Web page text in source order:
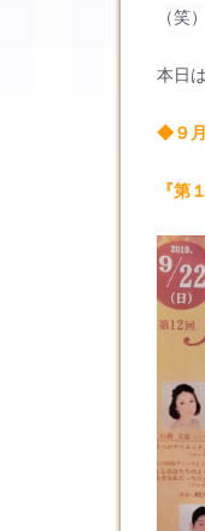
（笑）
本日
◆９
『第